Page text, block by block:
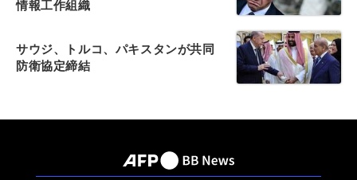
情報工作組織
サウジ、トルコ、パキスタンが共同
防衛協定締結